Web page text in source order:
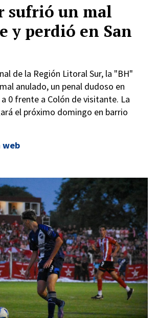
sufrió un mal
y perdió en San
de la Región Litoral Sur, la "BH"
anulado, un penal dudoso en
0 frente a Colón de visitante. La
el próximo domingo en barrio
web